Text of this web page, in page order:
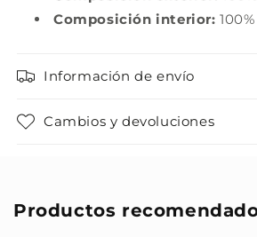
Composición interior:
Información de envío
Cambios y devoluciones
Productos